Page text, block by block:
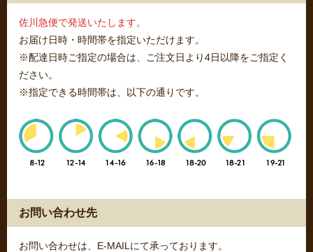
佐川急便で発送いたします。
お届け日時・時間帯を指定いただけます。
※配達日時ご指定の場合は、ご注文日より4日以降をご指定く
ださい。
※指定できる時間帯は、以下の通りです。
お問い合わせ先
お問い合わせは、E-MAILにて承っております。